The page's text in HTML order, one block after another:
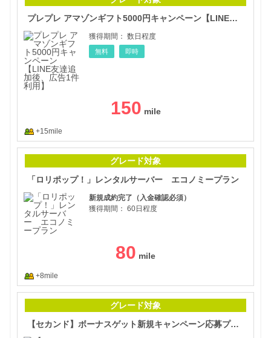
プレプレ アマゾンギフト5000円キャンペーン【LINE友達追加後、広告1件利用】
獲得期間： 数日程度
無料 即時
150
+15mile
グレード対象
「ロリポップ！」レンタルサーバー エコノミープラン
新規成約完了（入金確認必須）
獲得期間： 60日程度
80
+8mile
グレード対象
【セカンド】ボーナスゲット新規キャンペーン応募プログラム☆